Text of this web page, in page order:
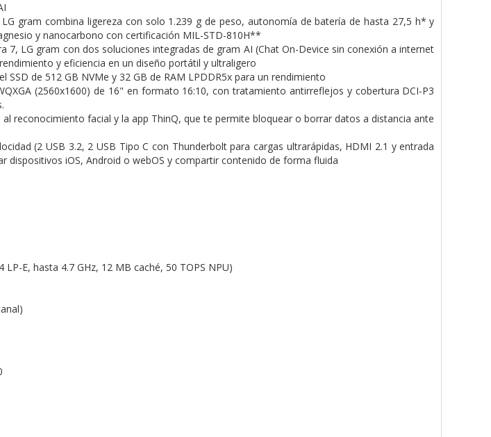
gram combina ligereza con solo 1.239 g de peso, autonomía de batería de hasta 27,5 h* y
y nanocarbono con certificación MIL-STD-810H**
7, LG gram con dos soluciones integradas de gram AI (Chat On-Device sin conexión a internet
y eficiencia en un diseño portátil y ultraligero
de 512 GB NVMe y 32 GB de RAM LPDDR5x para un rendimiento
(2560x1600) de 16" en formato 16:10, con tratamiento antirreflejos y cobertura DCI-P3
reconocimiento facial y la app ThinQ, que te permite bloquear o borrar datos a distancia ante
(2 USB 3.2, 2 USB Tipo C con Thunderbolt para cargas ultrarápidas, HDMI 2.1 y entrada
dispositivos iOS, Android o webOS y compartir contenido de forma fluida
E, hasta 4.7 GHz, 12 MB caché, 50 TOPS NPU)